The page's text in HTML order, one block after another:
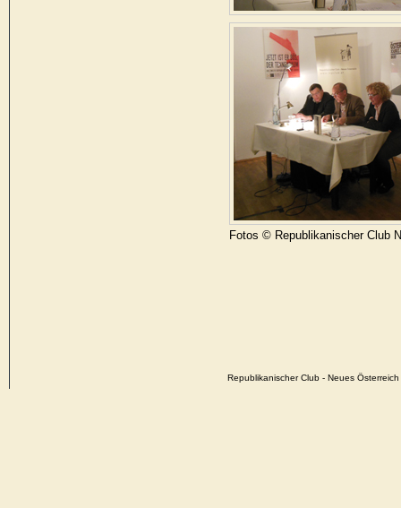
Fotos © Republikanischer Club
Republikanischer Club - Neues